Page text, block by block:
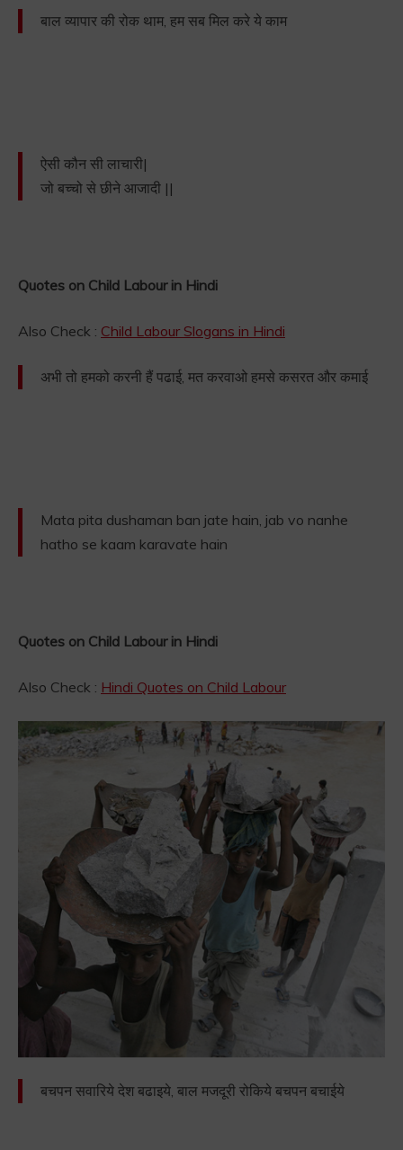
बाल व्यापार की रोक थाम, हम सब मिल करे ये काम
ऐसी कौन सी लाचारी|
जो बच्चो से छीने आजादी ||
Quotes on Child Labour in Hindi
Also Check : Child Labour Slogans in Hindi
अभी तो हमको करनी हैं पढाई, मत करवाओ हमसे कसरत और कमाई
Mata pita dushaman ban jate hain, jab vo nanhe
hatho se kaam karavate hain
Quotes on Child Labour in Hindi
Also Check : Hindi Quotes on Child Labour
बचपन सवारिये देश बढाइये, बाल मजदूरी रोकिये बचपन बचाईये